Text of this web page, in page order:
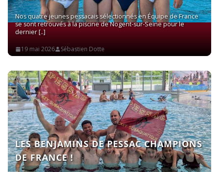
19 mai 2026 Sébastien Dotte
Nos quatre jeunes pessacais sélectionnés en Équipe de France
se sont retrouvés à la piscine de Nogent-sur-Seine pour le
dernier
Read More
LES BENJAMINS DE PESSAC CHAMPIONS
DE FRANCE !